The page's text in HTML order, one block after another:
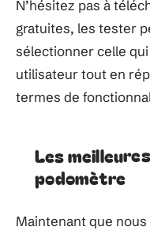
N’hésitez pas à
gratuites, les tester
sélectionner celle
utilisateur tout en
termes de
Les
podomètre
Maintenant que